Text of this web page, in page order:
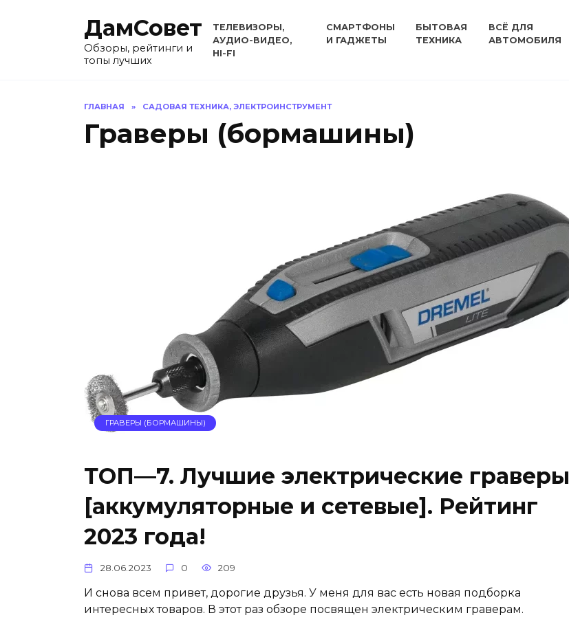
ДамСовет
Обзоры, рейтинги и
топы лучших
ТЕЛЕВИЗОРЫ,
АУДИО-ВИДЕО,
HI-FI
СМАРТФОНЫ
И ГАДЖЕТЫ
БЫТОВАЯ
ТЕХНИКА
ВСЁ ДЛЯ
АВТОМОБИЛЯ
ГЛАВНАЯ » САДОВАЯ ТЕХНИКА, ЭЛЕКТРОИНСТРУМЕНТ
Граверы (бормашины)
ГРАВЕРЫ (БОРМАШИНЫ)
ТОП—7. Лучшие электрические граверы
[аккумуляторные и сетевые]. Рейтинг
2023 года!
28.06.2023 0 209
И снова всем привет, дорогие друзья. У меня для вас есть новая подборка
интересных товаров. В этот раз обзоре посвящен электрическим граверам.